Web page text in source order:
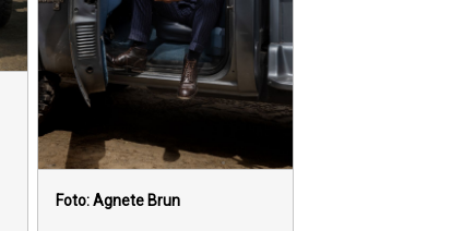
Foto: Agnete Brun